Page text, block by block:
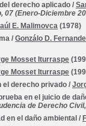
derecho aplicado /
07 (Enero-Diciembre
E. Malimovca (1978)
/ Gonzálo D.
Mosset Iturraspe
Mosset Iturraspe
el derecho privado /
en el juicio de
de Derecho Civil,
en el daño ambiental /